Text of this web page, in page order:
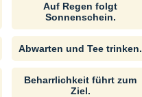
Auf Regen folgt
Sonnenschein.
Abwarten und Tee trinken.
Beharrlichkeit führt zum
Ziel.